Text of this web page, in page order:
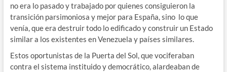
no era lo pasado y trabajado por quienes consiguieron la
transición parsimoniosa y mejor para España, sino lo que
venía, que era destruir todo lo edificado y construir un Estado
similar a los existentes en Venezuela y países similares.
Estos oportunistas de la Puerta del Sol, que vociferaban
contra el sistema instituido y democrático, alardeaban de